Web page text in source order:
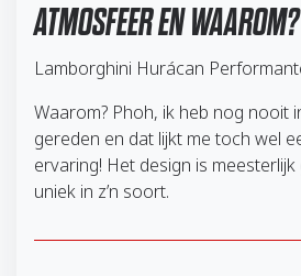
ATMOSFEER EN WAAROM?
Lamborghini Hurácan
Waarom? Phoh, ik heb nog nooit
gereden en dat lijkt me toch wel
ervaring! Het design is
uniek in z’n soort.